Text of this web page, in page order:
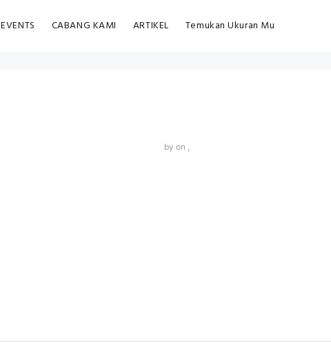
EVENTS CABANG KAMI ARTIKEL Temukan Ukuran Mu
by on ,